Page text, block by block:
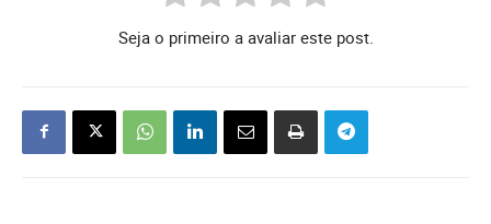
Seja o primeiro a avaliar este post.